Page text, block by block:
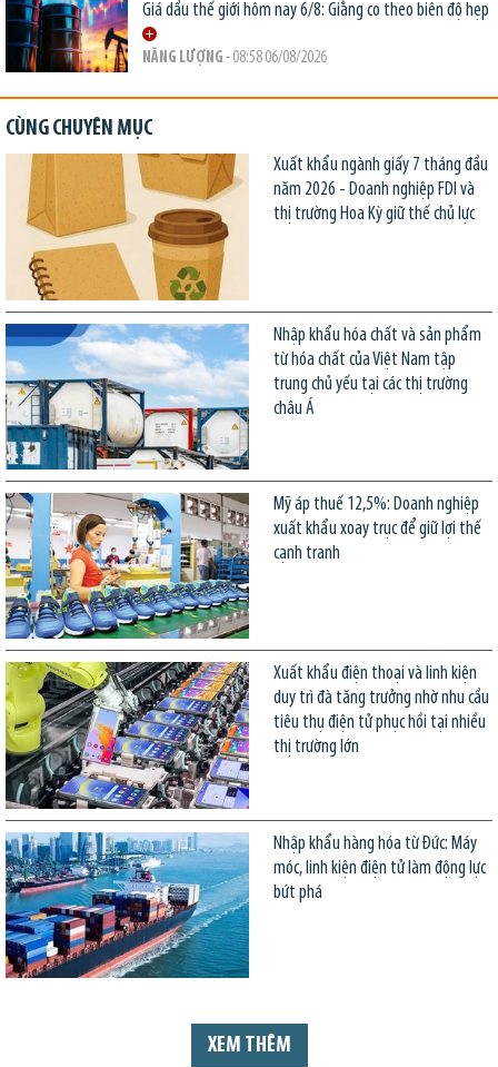
Giá dầu thế giới hôm nay 6/8: Giằng co theo biên độ hẹp
NĂNG LƯỢNG - 08:58 06/08/2026
CÙNG CHUYÊN MỤC
Xuất khẩu ngành giấy 7 tháng đầu
năm 2026 - Doanh nghiệp FDI và
thị trường Hoa Kỳ giữ thế chủ lực
Nhập khẩu hóa chất và sản phẩm
từ hóa chất của Việt Nam tập
trung chủ yếu tại các thị trường
châu Á
Mỹ áp thuế 12,5%: Doanh nghiệp
xuất khẩu xoay trục để giữ lợi thế
cạnh tranh
Xuất khẩu điện thoại và linh kiện
duy trì đà tăng trưởng nhờ nhu cầu
tiêu thụ điện tử phục hồi tại nhiều
thị trường lớn
Nhập khẩu hàng hóa từ Đức: Máy
móc, linh kiện điện tử làm động lực
bứt phá
XEM THÊM